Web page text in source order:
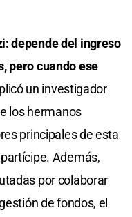
depende del ingreso
pero cuando ese
un investigador
los hermanos
principales de esta
Además,
por colaborar
de fondos, el